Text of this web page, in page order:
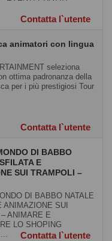
Contatta l`utente
animatori con lingua
seleziona
ottima padronanza della
per i più prestigiosi Tour
Contatta l`utente
DI BABBO
E
SUI TRAMPOLI –
DI BABBO NATALE
ANIMAZIONE SUI
ANIMARE E
LO SHOPING
Contatta l`utente